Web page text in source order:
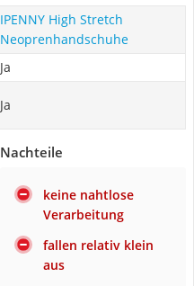
IPENNY High Stretch
Neoprenhandschuhe
Ja
Ja
Nachteile
keine nahtlose
Verarbeitung
fallen relativ klein
aus